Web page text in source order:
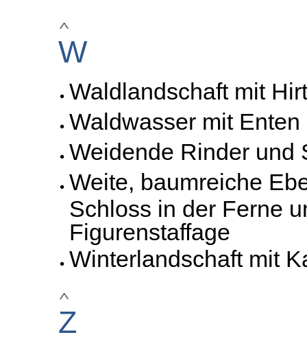
W
Waldlandschaft mit
Waldwasser mit Enten
Weidende Rinder und
Weite, baumreiche
Schloss in der Ferne
Figurenstaffage
Winterlandschaft mit
Z